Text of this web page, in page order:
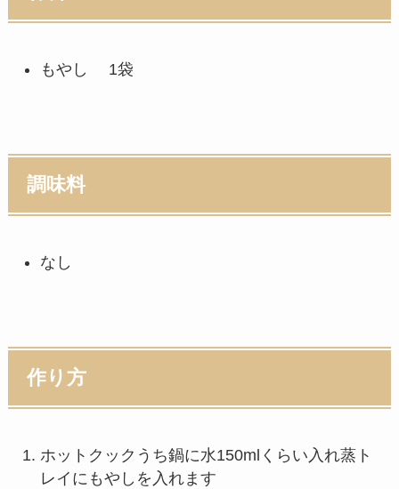
もやし 1袋
調味料
なし
作り方
ホットクックうち鍋に水150mlくらい入れ蒸ト
レイにもやしを入れます